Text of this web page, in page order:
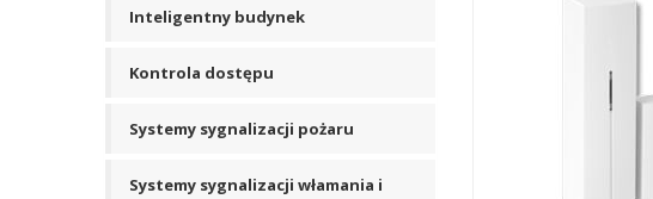
Inteligentny budynek
Kontrola dostępu
Systemy sygnalizacji pożaru
Systemy sygnalizacji włamania i